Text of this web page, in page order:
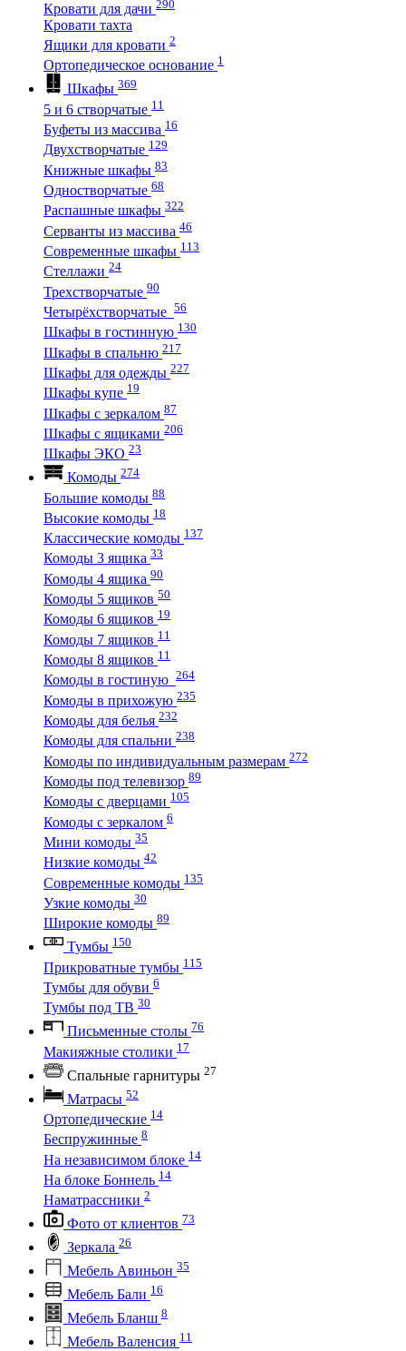
Кровати для дачи 290
Кровати тахта
Ящики для кровати 2
Ортопедическое основание 1
Шкафы 369
5 и 6 створчатые 11
Буфеты из массива 16
Двухстворчатые 129
Книжные шкафы 83
Одностворчатые 68
Распашные шкафы 322
Серванты из массива 46
Современные шкафы 113
Стеллажи 24
Трехстворчатые 90
Четырёхстворчатые 56
Шкафы в гостинную 130
Шкафы в спальню 217
Шкафы для одежды 227
Шкафы купе 19
Шкафы с зеркалом 87
Шкафы с ящиками 206
Шкафы ЭКО 23
Комоды 274
Большие комоды 88
Высокие комоды 18
Классические комоды 137
Комоды 3 ящика 33
Комоды 4 ящика 90
Комоды 5 ящиков 50
Комоды 6 ящиков 19
Комоды 7 ящиков 11
Комоды 8 ящиков 11
Комоды в гостиную 264
Комоды в прихожую 235
Комоды для белья 232
Комоды для спальни 238
Комоды по индивидуальным размерам 272
Комоды под телевизор 89
Комоды с дверцами 105
Комоды с зеркалом 6
Мини комоды 35
Низкие комоды 42
Современные комоды 135
Узкие комоды 30
Широкие комоды 89
Тумбы 150
Прикроватные тумбы 115
Тумбы для обуви 6
Тумбы под ТВ 30
Письменные столы 76
Макияжные столики 17
Спальные гарнитуры 27
Матрасы 52
Ортопедические 14
Беспружинные 8
На независимом блоке 14
На блоке Боннель 14
Наматрассники 2
Фото от клиентов 73
Зеркала 26
Мебель Авиньон 35
Мебель Бали 16
Мебель Бланш 8
Мебель Валенсия 11